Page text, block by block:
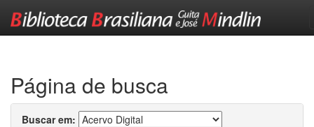
Página de busca
Buscar em: